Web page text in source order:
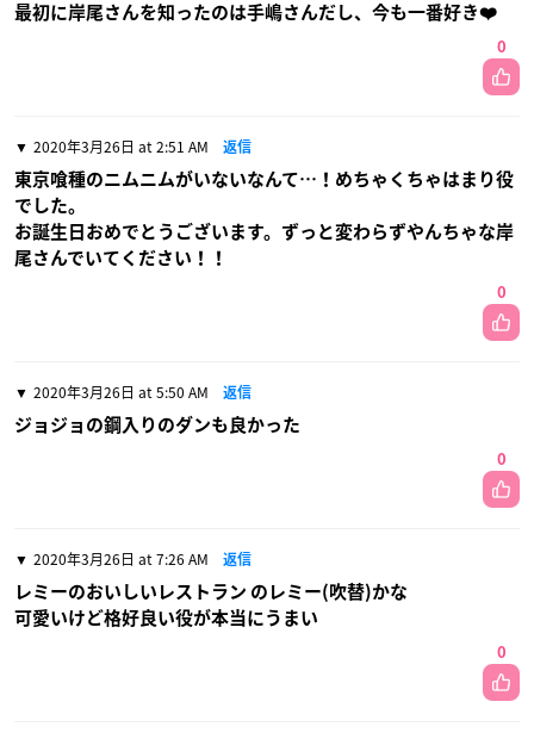
最初に岸尾さんを知ったのは手嶋さんだし、今も一番好き❤️
0
2020年3月26日 at 2:51 AM 返信
東京喰種のニムニムがいないなんて…！めちゃくちゃはまり役
でした。
お誕生日おめでとうございます。ずっと変わらずやんちゃな岸
尾さんでいてください！！
0
2020年3月26日 at 5:50 AM 返信
ジョジョの鋼入りのダンも良かった
0
2020年3月26日 at 7:26 AM 返信
レミーのおいしいレストラン のレミー(吹替)かな
可愛いけど格好良い役が本当にうまい
0